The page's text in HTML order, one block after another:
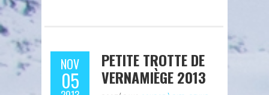
NOV
05
PETITE TROTTE DE
VERNAMIÈGE 2013